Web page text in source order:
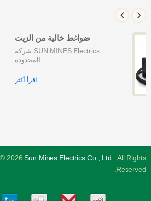
ضواغط خالية من الزيت
شركة SUN MINES Electrics
المحدودة
اقرأ أكثر
© 2026Sun Mines Electrics Co., Ltd.. All